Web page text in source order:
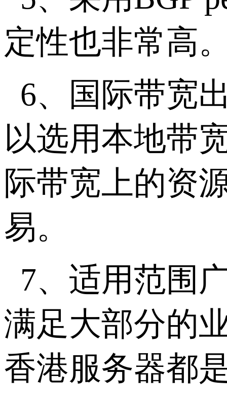
定性也非常高
6、国际带宽
以选用本地带
际带宽上的资
易。
7、适用范围
满足大部分的
香港服务器都